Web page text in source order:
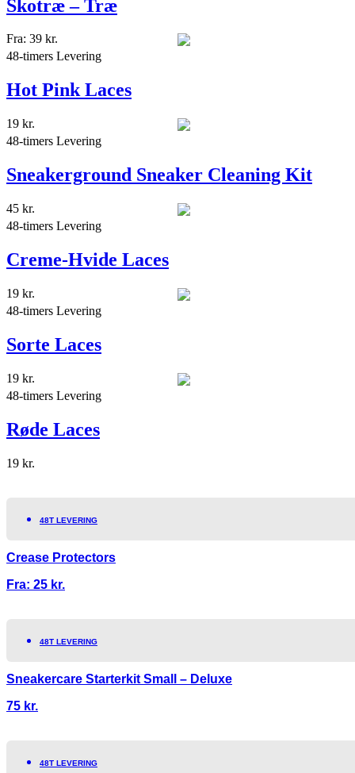
Skotræ – Træ
Fra: 39 kr.
48-timers Levering
Hot Pink Laces
19 kr.
48-timers Levering
Sneakerground Sneaker Cleaning Kit
45 kr.
48-timers Levering
Creme-Hvide Laces
19 kr.
48-timers Levering
Sorte Laces
19 kr.
48-timers Levering
Røde Laces
19 kr.
48T LEVERING
Crease Protectors
Fra: 25 kr.
48T LEVERING
Sneakercare Starterkit Small – Deluxe
75 kr.
48T LEVERING